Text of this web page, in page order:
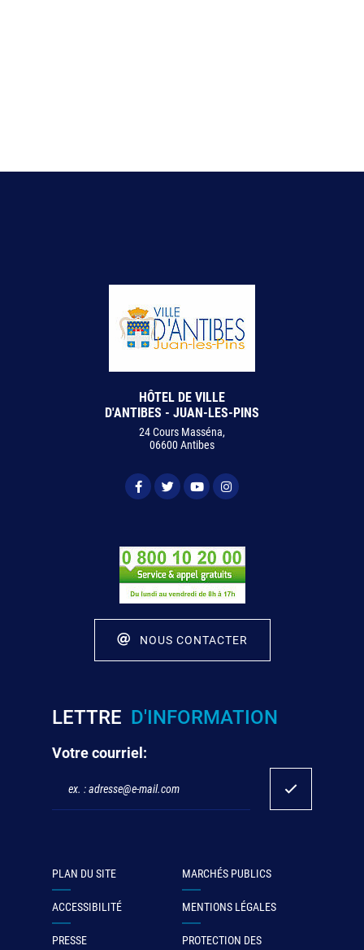
HÔTEL DE VILLE
D'ANTIBES - JUAN-LES-PINS
24 Cours Masséna,
06600 Antibes
NOUS CONTACTER
LETTRE D'INFORMATION
Votre courriel:
PLAN DU SITE MARCHÉS PUBLICS
ACCESSIBILITÉ MENTIONS LÉGALES
PRESSE PROTECTION DES